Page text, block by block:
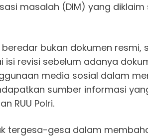
masalah (DIM) yang
bukan dokumen resmi,
revisi sebelum adanya
media sosial dalam
sumber informasi
RUU Polri.
tergesa-gesa dalam